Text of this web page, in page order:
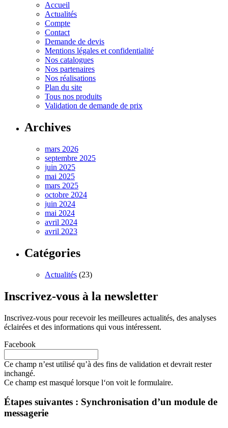
Accueil
Actualités
Compte
Contact
Demande de devis
Mentions légales et confidentialité
Nos catalogues
Nos partenaires
Nos réalisations
Plan du site
Tous nos produits
Validation de demande de prix
Archives
mars 2026
septembre 2025
juin 2025
mai 2025
mars 2025
octobre 2024
juin 2024
mai 2024
avril 2024
avril 2023
Catégories
Actualités (23)
Inscrivez-vous à la newsletter
Inscrivez-vous pour recevoir les meilleures actualités, des analyses
éclairées et des informations qui vous intéressent.
Facebook
Ce champ n’est utilisé qu’à des fins de validation et devrait rester
inchangé.
Ce champ est masqué lorsque l‘on voit le formulaire.
Étapes suivantes : Synchronisation d’un module de
messagerie